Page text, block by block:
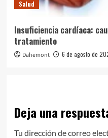
Salud
Insuficiencia cardíaca:
tratamiento
Dahemont 6 de agosto de
Deja una
Tu dirección de correo